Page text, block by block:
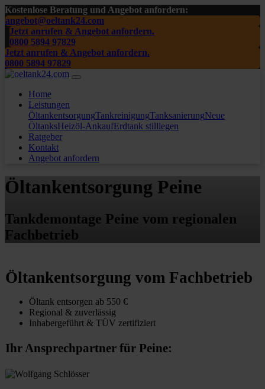
Kostenlose Beratung und Angebot anfordern:
angebot@oeltank24.com
Jetzt anrufen & Angebot anfordern.
0800 5894 97829
Jetzt anrufen & Angebot anfordern.
0800 5894 97829
Home
Leistungen
ÖltankentsorgungTankreinigungTanksanierungNeue
ÖltanksHeizöl-AnkaufErdtank stilllegen
Ratgeber
Kontakt
Angebot anfordern
Öltankentsorgung Peine
Tankdemontage Peine vom regionalen
Fachbetrieb
Öltankentsorgung vom Fachbetrieb
Öltank entsorgen ab 550 €
Regional & zuverlässig
Inhabergeführt & TÜV zertifiziert
Ihr Ansprechpartner für Peine: